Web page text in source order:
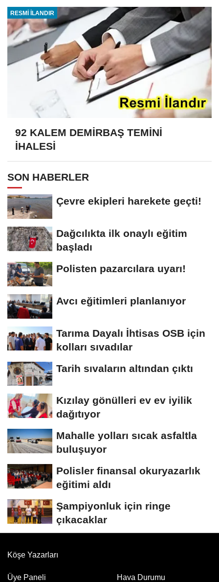
RESMİ İLANDIR
92 KALEM DEMİRBAŞ TEMİNİ
İHALESİ
SON HABERLER
Çevre ekipleri harekete geçti!
Dağcılıkta ilk onaylı eğitim
başladı
Polisten pazarcılara uyarı!
Avcı eğitimleri planlanıyor
Tarıma Dayalı İhtisas OSB için
kolları sıvadılar
Tarih sıvaların altından çıktı
Kızılay gönülleri ev ev iyilik
dağıtıyor
Mahalle yolları sıcak asfaltla
buluşuyor
Polisler finansal okuryazarlık
eğitimi aldı
Şampiyonluk için ringe
çıkacaklar
Köşe Yazarları
Üye Paneli Hava Durumu